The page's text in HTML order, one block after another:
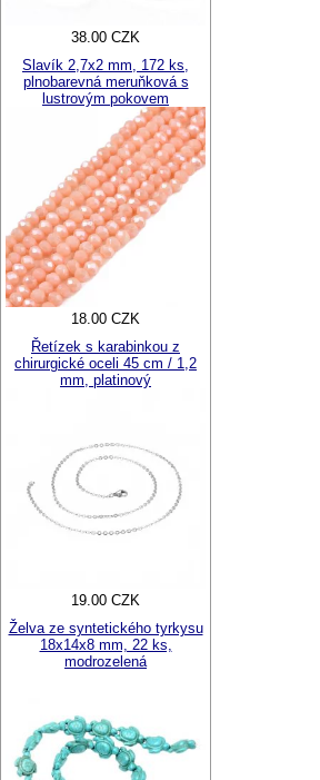
38.00 CZK
Slavík 2,7x2 mm, 172 ks,
plnobarevná meruňková s
lustrovým pokovem
18.00 CZK
Řetízek s karabinkou z
chirurgické oceli 45 cm / 1,2
mm, platinový
19.00 CZK
Želva ze syntetického tyrkysu
18x14x8 mm, 22 ks,
modrozelená